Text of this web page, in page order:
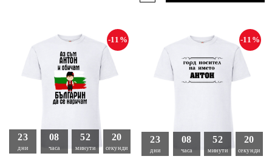
23
дни
08
часа
52
минути
18
секунди
-11%
23
дни
08
часа
52
минути
18
секунди
-11%